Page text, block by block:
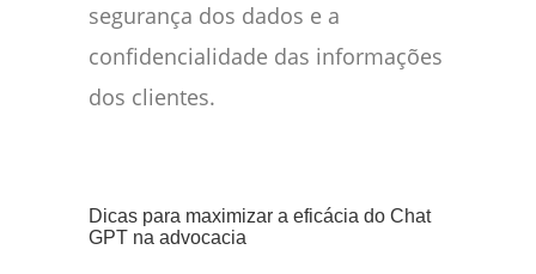
segurança dos dados e a
confidencialidade das informações
dos clientes.
Dicas para maximizar a eficácia do Chat
GPT na advocacia